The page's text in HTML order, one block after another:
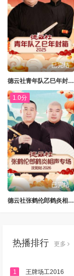
已完结
德云社青年队乙巳年封箱2025
1.0分
已完结
德云社张鹤伦郎鹤炎相声专场沈阳站2026
热播排行 更多
1 王牌场工2016